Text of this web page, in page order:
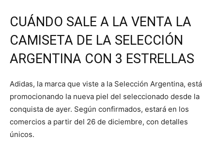
CUÁNDO SALE A LA VENTA LA
CAMISETA DE LA SELECCIÓN
ARGENTINA CON 3 ESTRELLAS
Adidas, la marca que viste a la Selección Argentina, está
promocionando la nueva piel del seleccionado desde la
conquista de ayer. Según confirmados, estará en los
comercios a partir del 26 de diciembre, con detalles
únicos.